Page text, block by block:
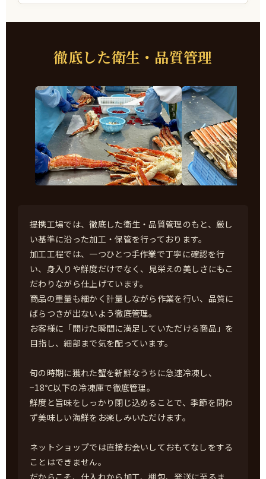
徹底した衛生・品質管理
提携工場では、徹底した衛生・品質管理のもと、厳し
い基準に沿った加工・保管を行っております。
加工工程では、一つひとつ手作業で丁寧に確認を行
い、身入りや鮮度だけでなく、見栄えの美しさにもこ
だわりながら仕上げています。
商品の重量も細かく計量しながら作業を行い、品質に
ばらつきが出ないよう徹底管理。
お客様に「開けた瞬間に満足していただける商品」を
目指し、細部まで気を配っています。
旬の時期に獲れた蟹を新鮮なうちに急速冷凍し、
−18℃以下の冷凍庫で徹底管理。
鮮度と旨味をしっかり閉じ込めることで、季節を問わ
ず美味しい海鮮をお楽しみいただけます。
ネットショップでは直接お会いしておもてなしをする
ことはできません。
だからこそ、仕入れから加工、梱包、発送に至るま